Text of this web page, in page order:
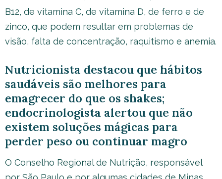
B12, de vitamina C, de vitamina D, de ferro e de
zinco, que podem resultar em problemas de
visão, falta de concentração, raquitismo e anemia.
Nutricionista destacou que hábitos
saudáveis são melhores para
emagrecer do que os shakes;
endocrinologista alertou que não
existem soluções mágicas para
perder peso ou continuar magro
O Conselho Regional de Nutrição, responsável